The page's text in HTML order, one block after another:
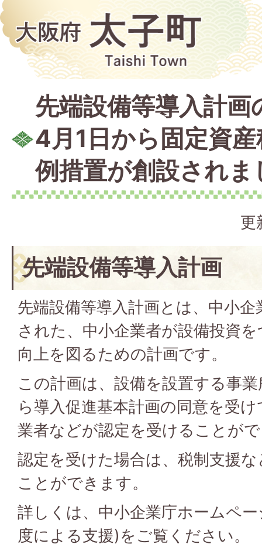
先端設備等導入計
4月1日から固定資
例措置が創設されま
更
先端設備等導入計画
先端設備等導入計画とは、中小
された、中小企業者が設備投資
向上を図るための計画です。
この計画は、設備を設置する事
ら導入促進基本計画の同意を受
業者などが認定を受けることが
認定を受けた場合は、税制支援
ことができます。
詳しくは、中小企業庁ホームペ
度による支援)をご覧ください。